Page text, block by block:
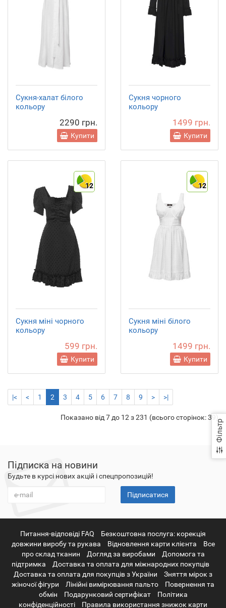
Фільтр
Сукня-халат білого
кольору
2290 грн.
Купити
Сукня чорного
кольору
1499 грн.
Купити
12
Сукня міні чорного
кольору
599 грн.
Купити
12
Сукня міні білого
кольору
1499 грн.
Купити
|< < 1 2 3 4 5 6 7 8 9 > >|
Показано від 7 до 12 з 231 (всього сторінок: 39)
Підписка на новини
Будьте в курсі нових акцій і спецпропозицій!
Підписатися
Питання-відповіді FAQ
Безкоштовна послуга: корекція
довжини виробу та рукава
Відновлення карти клієнта
Все
про склад тканин
Догляд за виробами
Допомога та
підтримка
Доставка та оплата для міжнародних покупців
Доставка та оплата для покупців з України
Зняття мірок з
жіночої фігури
Лінійні вимірювання пальто
Повернення та
обмін
Подарунковий сертифікат
Політика
конфіденційності
Правила використання знижок карти